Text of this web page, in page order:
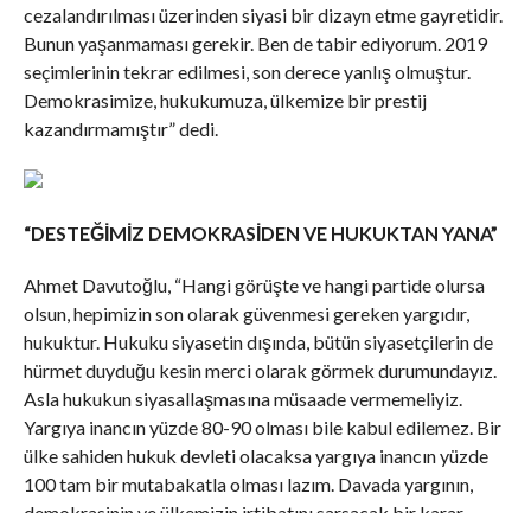
cezalandırılması üzerinden siyasi bir dizayn etme gayretidir.
Bunun yaşanmaması gerekir. Ben de tabir ediyorum. 2019
seçimlerinin tekrar edilmesi, son derece yanlış olmuştur.
Demokrasimize, hukukumuza, ülkemize bir prestij
kazandırmamıştır” dedi.
“DESTEĞİMİZ DEMOKRASİDEN VE HUKUKTAN YANA”
Ahmet Davutoğlu, “Hangi görüşte ve hangi partide olursa
olsun, hepimizin son olarak güvenmesi gereken yargıdır,
hukuktur. Hukuku siyasetin dışında, bütün siyasetçilerin de
hürmet duyduğu kesin merci olarak görmek durumundayız.
Asla hukukun siyasallaşmasına müsaade vermemeliyiz.
Yargıya inancın yüzde 80-90 olması bile kabul edilemez. Bir
ülke sahiden hukuk devleti olacaksa yargıya inancın yüzde
100 tam bir mutabakatla olması lazım. Davada yargının,